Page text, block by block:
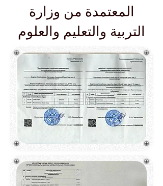
المعتمدة من وزارة
التربية والتعليم والعلوم